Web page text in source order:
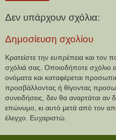
Δεν υπάρχουν σχόλια:
Δημοσίευση σχολίου
Κρατείστε την ευπρέπεια και τον
σχόλιά σας. Οποιοδήποτε σχόλιο
ονόματα και καταφέρεται
προσβάλλοντας ή θίγοντας
συνειδήσεις, δεν θα αναρτάται αν
επώνυμο, κι αυτό μετά από τον
έλεγχο. Ευχαριστώ.